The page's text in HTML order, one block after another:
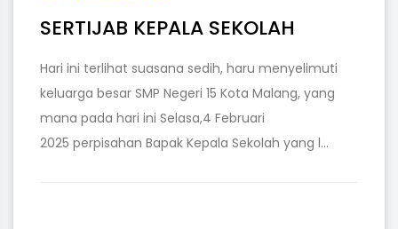
SERTIJAB KEPALA SEKOLAH
Hari ini terlihat suasana sedih, haru menyelimuti
keluarga besar SMP Negeri 15 Kota Malang, yang
mana pada hari ini Selasa,4 Februari
2025 perpisahan Bapak Kepala Sekolah yang l...